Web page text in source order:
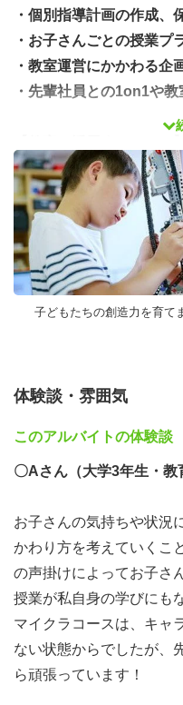
・個別指導計画の作成、
・お子さんごとの授業プ
・教室運営にかかわる企
・先輩社員との1on1や
あなたの得意分野や興味
・メイン： Scratch、
ミング
・応用： Unity（C#）、
Blender（3DCG）
◎完全在宅で働けるオン
（プログラミング未経験
関東24拠点展開中の教室
とはありません。
あなたにはサポーター（
生の子どもたちが自ら考
スに寄り添っていただき
「教える」以上に「一緒
ています！
子どもたちの創造力を育て
体験談・雰囲気
このアルバイトの体験談
〇Aさん（大学3年生・教
お子さんの気持ちや状況
かわり方を考えていくこ
の声掛けによってお子さ
授業が私自身の学びにも
マイクラコースは、キャ
ない状態からでしたが、
ら頑張っています！